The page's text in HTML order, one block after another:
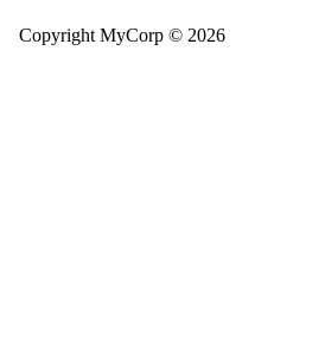
Copyright MyCorp © 2026